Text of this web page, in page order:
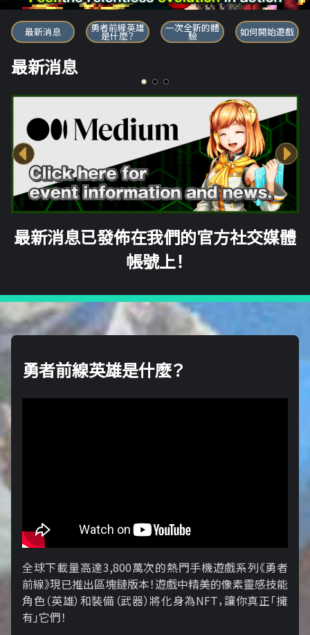
勇者前線英雄
最新消息 勇者前線英雄
是什麼？
一次全新的體
驗 如何開始遊戲
最新消息
最新消息已發佈在我們的官方社交媒體
帳號上！
勇者前線英雄是什麼？
全球下載量高達3,800萬次的熱門手機遊戲系列《勇者
前線》現已推出區塊鏈版本！遊戲中精美的像素靈感技能
角色（英雄）和裝備（武器）將化身為NFT，讓你真正「擁​​
有」它們！